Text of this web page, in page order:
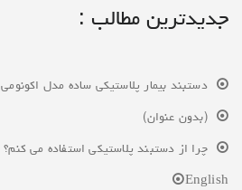
جدیدترین مطالب :
دستبند بیمار پلاستیکی ساده مدل اکونومی
(بدون عنوان)
چرا از دستبند پلاستیکی استفاده می کنم؟
English